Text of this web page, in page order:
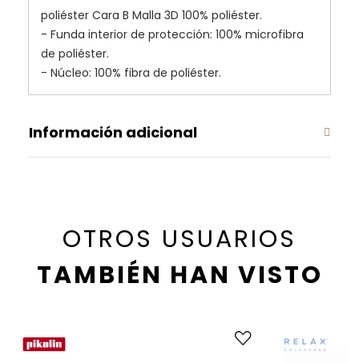
poliéster Cara B Malla 3D 100% poliéster.
- Funda interior de protección: 100% microfibra
de poliéster.
- Núcleo: 100% fibra de poliéster.
Información adicional
OTROS USUARIOS
TAMBIÉN HAN VISTO